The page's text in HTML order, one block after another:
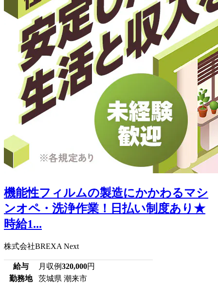
機能性フィルムの製造にかかわるマシ
ンオペ・洗浄作業！日払い制度あり★
時給1...
株式会社BREXA Next
給与 月収例320,000円
勤務地
茨城県 潮来市